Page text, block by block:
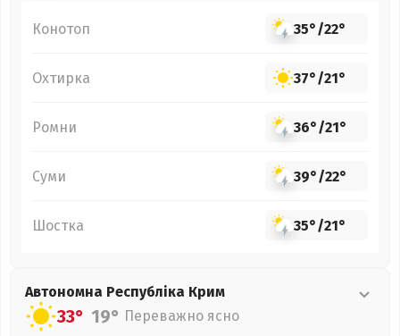
Конотоп 35°/22°
Охтирка 37°/21°
Ромни 36°/21°
Суми 39°/22°
Шостка 35°/21°
Автономна Республіка Крим
33° 19° Переважно ясно